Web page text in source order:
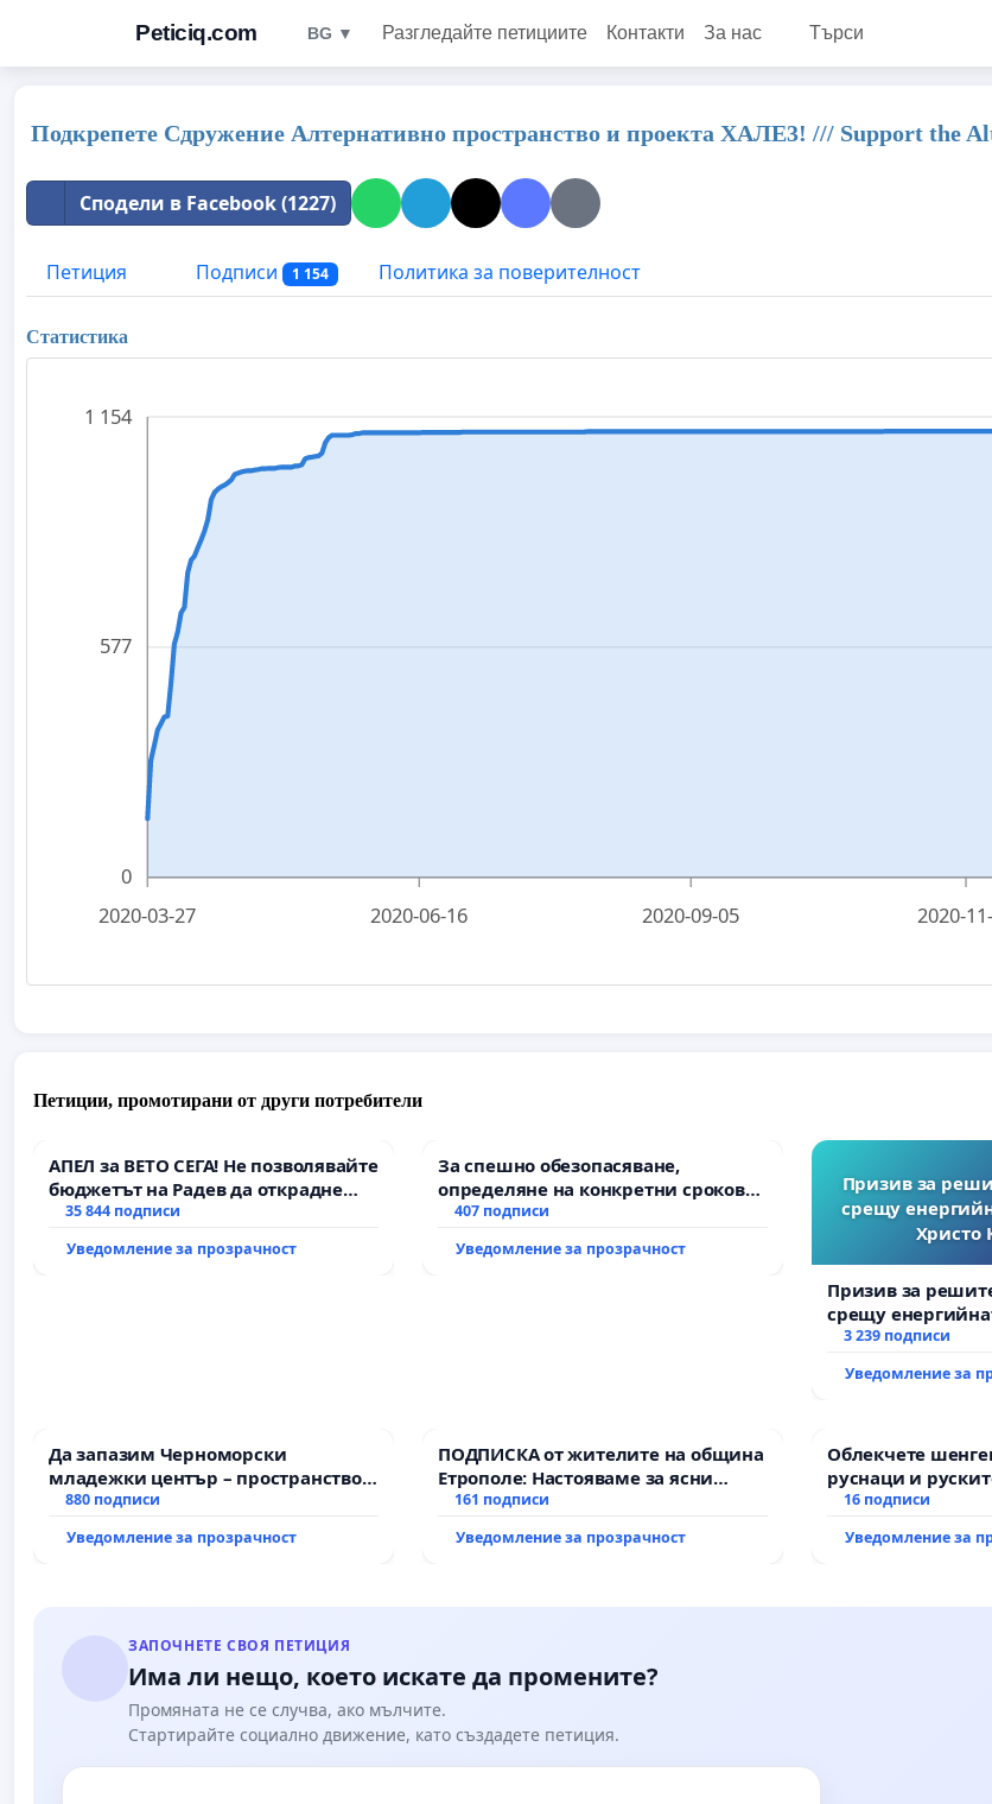
Peticiq.com BG ▼ Разгледайте петициите Контакти За нас Търси
Подкрепете Сдружение Алтернативно пространство и проекта ХАЛЕ3! /// Support the
Сподели в Facebook (1227)
Петиция Подписи 1 154 Политика за поверителност
Статистика
0
577
1 154
2020-03-27 2020-06-16 2020-09-05 2020-
Петиции, промотирани от други потребители
АПЕЛ за ВЕТО СЕГА! Не позволявайте
бюджетът на Радев да открадне
парите и правата ни в тъмното
35 844 подписи
Уведомление за прозрачност
За спешно обезопасяване,
определяне на конкретни срокове
и извършване на цялостна
републиканския път между пътен
407 подписи
Уведомление за прозрачност
Призив за
срещу
Христо
Призив за
срещу
Христо Ковачки!
3 239 подписи
Уведомление за
Да запазим Черноморски
младежки център – пространство
за младите на Варна
880 подписи
Уведомление за прозрачност
ПОДПИСКА от жителите на община
Етрополе: Настояваме за ясни
гаранции от “Елаците-МЕД” АД и от
всички екологични норми!
161 подписи
Уведомление за прозрачност
Облекчете
руснаци и
българи
16 подписи
Уведомление за
ЗАПОЧНЕТЕ СВОЯ ПЕТИЦИЯ
Има ли нещо, което искате да промените?
Промяната не се случва, ако мълчите.
Стартирайте социално движение, като създадете петиция.